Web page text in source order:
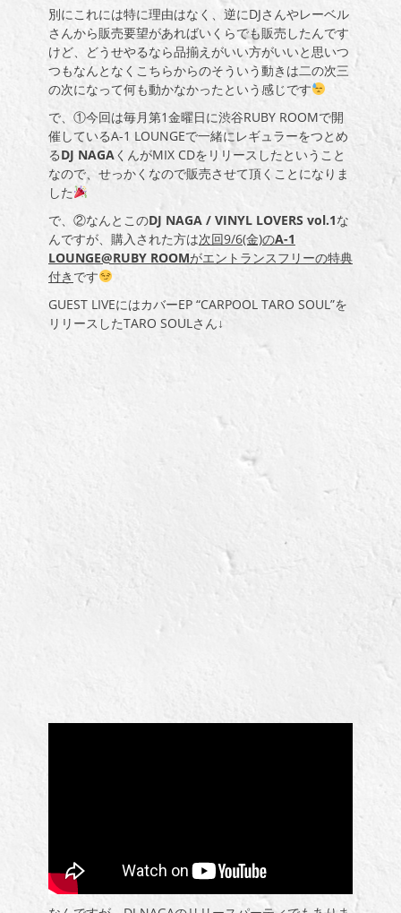
別にこれには特に理由はなく、逆にDJさんやレーベル
さんから販売要望があればいくらでも販売したんです
けど、どうせやるなら品揃えがいい方がいいと思いつ
つもなんとなくこちらからのそういう動きは二の次三
の次になって何も動かなかったという感じです
で、①今回は毎月第1金曜日に渋谷RUBY ROOMで開
催しているA-1 LOUNGEで一緒にレギュラーをつとめ
るDJ NAGAくんがMIX CDをリリースしたということ
なので、せっかくなので販売させて頂くことになりま
した
で、②なんとこのDJ NAGA / VINYL LOVERS vol.1な
んですが、購入された方は次回9/6(金)のA-1
LOUNGE@RUBY ROOMがエントランスフリーの特典
付き です
GUEST LIVEにはカバーEP “CARPOOL TARO SOUL”を
リリースしたTARO SOULさん↓